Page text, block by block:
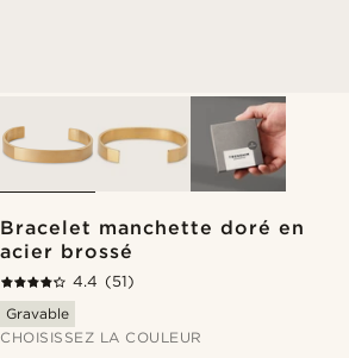
Bracelet manchette doré en
acier brossé
4.4 (51)
Gravable
CHOISISSEZ LA COULEUR